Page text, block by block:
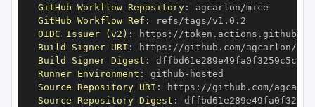
GitHub Workflow Repository:
GitHub Workflow Ref :
OIDC Issuer (v2) : https :
Build Signer URI : https :
Build Signer Digest :
Runner Environment : github -
Source Repository URI : https :
Source Repository Digest :